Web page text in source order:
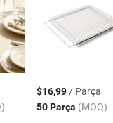
$16,99/ Parça
50 Parça (MOQ)